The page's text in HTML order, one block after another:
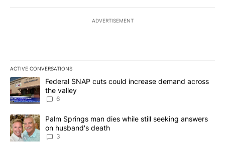
ADVERTISEMENT
ACTIVE CONVERSATIONS
The following is a list of the most commented articles in the last
A trending article titled "Federal SNAP cuts could increase
Federal SNAP cuts could increase demand across
the valley
6
A trending article titled "Palm Springs man dies while still
Palm Springs man dies while still seeking answers
on husband's death
3